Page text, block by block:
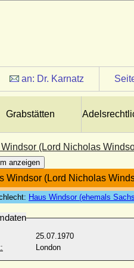
an: Dr. Karnatz
Grabstätten
(Lord Nicholas
anzeigen
Windsor (Lord Nicholas
Haus Windsor (ehemals
25.07.1970
London